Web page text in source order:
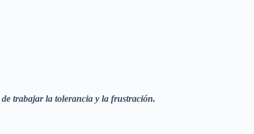
de trabajar la tolerancia y la frustración.